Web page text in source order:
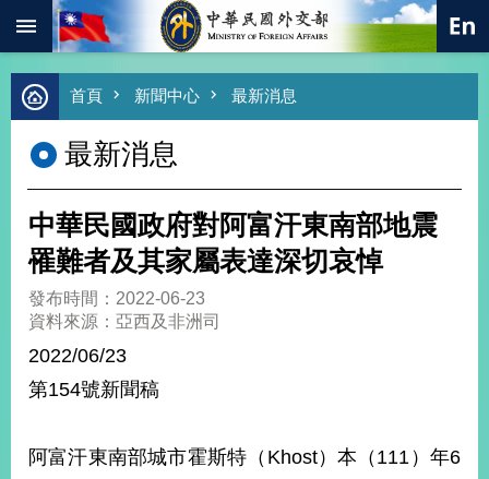
跳到主要內容區塊
進
階
尋
熱
字
總
合
外
價
外
交
首頁 新聞中心 最新消息
最新消息
中華民國政府對阿富汗東南部地震
罹難者及其家屬表達深切哀悼
發布時間：2022-06-23
資料來源：亞西及非洲司
2022/06/23
第154號新聞稿
阿富汗東南部城市霍斯特（Khost）本（111）年6